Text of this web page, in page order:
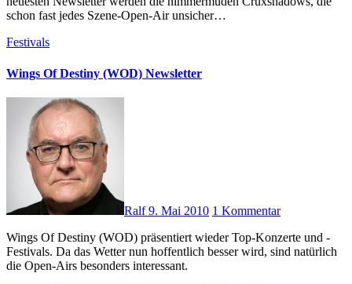
schon fast jedes Szene-Open-Air unsicher…
Festivals
Wings Of Destiny (WOD) Newsletter
Ralf9. Mai 2010 1 Kommentar
Wings Of Destiny (WOD) präsentiert wieder Top-Konzerte und -
Festivals. Da das Wetter nun hoffentlich besser wird, sind natürlich
die Open-Airs besonders interessant.